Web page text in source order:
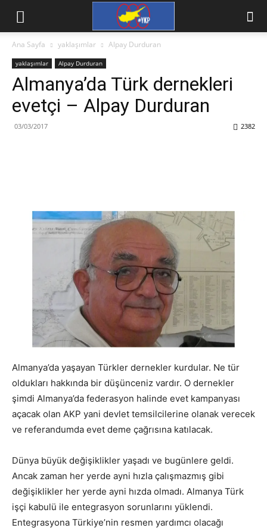
Ana Sayfa yaklaşımlar Alpay Durduran
yaklaşımlar Alpay Durduran
Almanya’da Türk dernekleri
evetçi – Alpay Durduran
03/03/2017 2382
Almanya’da yaşayan Türkler dernekler kurdular. Ne tür
oldukları hakkında bir düşünceniz vardır. O dernekler
şimdi Almanya’da federasyon halinde evet kampanyası
açacak olan AKP yani devlet temsilcilerine olanak verecek
ve referandumda evet deme çağrısına katılacak.
Dünya büyük değişiklikler yaşadı ve bugünlere geldi.
Ancak zaman her yerde ayni hızla çalışmazmış gibi
değişiklikler her yerde ayni hızda olmadı. Almanya Türk
işçi kabulü ile entegrasyon sorunlarını yüklendi.
Entegrasyona Türkiye’nin resmen yardımcı olacağı